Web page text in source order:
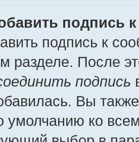
подпись
подпись к
разделе. После
подпись
Вы
умолчанию ко